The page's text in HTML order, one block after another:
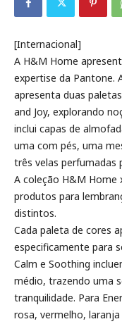
[Internacional]
A H&M Home
expertise da Pantone.
apresenta duas
and Joy, explorando
inclui capas de
uma com pés, uma
três velas perfumadas
A coleção H&M Home
produtos para
distintos.
Cada paleta de cores
especificamente para
Calm e Soothing
médio, trazendo uma
tranquilidade. Para
rosa, vermelho,